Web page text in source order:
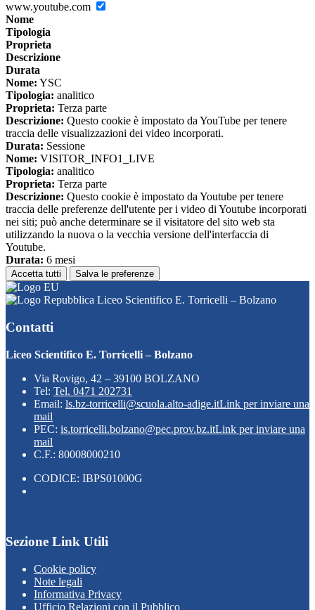
www.youtube.com
Nome
Tipologia
Proprieta
Descrizione
Durata
Nome: YSC
Tipologia: analitico
Proprieta: Terza parte
Descrizione: Questo cookie è impostato da YouTube per tenere
traccia delle visualizzazioni dei video incorporati.
Durata: Sessione
Nome: VISITOR_INFO1_LIVE
Tipologia: analitico
Proprieta: Terza parte
Descrizione: Questo cookie è impostato da Youtube per tenere
traccia delle preferenze dell'utente per i video di Youtube incorporati
nei siti; può anche determinare se il visitatore del sito web sta
utilizzando la nuova o la vecchia versione dell'interfaccia di
Youtube.
Durata: 6 mesi
Accetta tutti Salva le preferenze
Liceo Scientifico E. Torricelli – Bolzano
Contatti
Liceo Scientifico E. Torricelli – Bolzano
Via Rovigo, 42 – 39100 BOLZANO
Tel: Tel. 0471 202731
Email: ls.bz-torricelli@scuola.alto-adige.itLink per inviare una
mail
PEC: is.torricelli.bolzano@pec.prov.bz.itLink per inviare una
mail
C.F.: 80008000210
CODICE: IBPS01000G
Sezione Link Utili
Cookie policy
Note legali
Informativa Privacy
Ufficio Relazioni con il Pubblico